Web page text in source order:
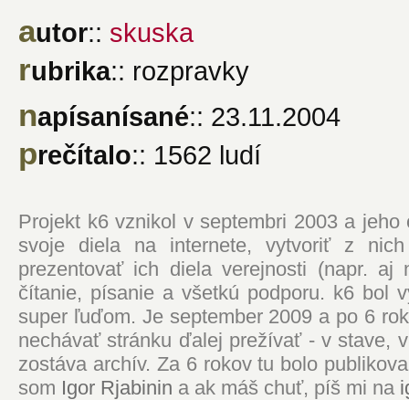
autor:: skuska
rubrika:: rozpravky
napísanísané:: 23.11.2004
prečítalo:: 1562 ludí
Projekt k6 vznikol v septembri 2003 a
svoje diela na internete, vytvoriť z
prezentovať ich diela verejnosti (napr. aj
čítanie, písanie a všetkú podporu. k6 bol
super ľuďom. Je september 2009 a po 6
nechávať stránku ďalej prežívať - v stave,
zostáva archív. Za 6 rokov tu bolo
som Igor Rjabinin a ak máš chuť, píš mi na